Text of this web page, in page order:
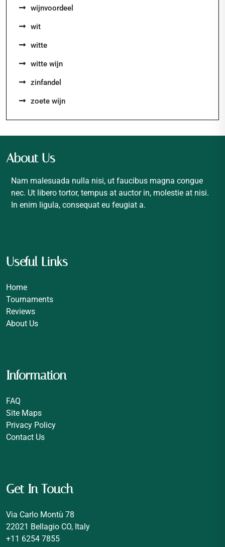
wijnvoordeel
wit
witte
witte wijn
zinfandel
zoete wijn
About Us
Nam malesuada nulla nisi, ut faucibus magna congue
nec. Ut libero tortor, tempus at auctor in, molestie at nisi.
In enim ligula, consequat eu feugiat a.
Useful Links
Home
Tournaments
Reviews
About Us
Information
FAQ
Site Maps
Privacy Policy
Contact Us
Get In Touch
Via Carlo Montù 78
22021 Bellagio CO, Italy
+11 6254 7855